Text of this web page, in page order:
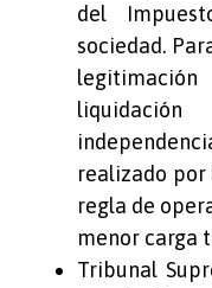
del
sociedad.
realizado
regla de
menor carga
Tribunal